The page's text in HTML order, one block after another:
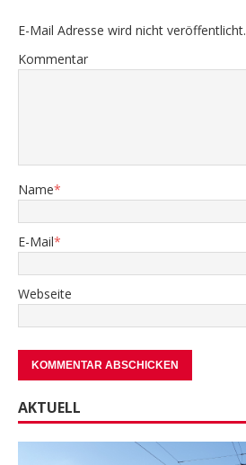
E-Mail Adresse wird nicht veröffentlicht.
Kommentar
Name*
E-Mail*
Webseite
AKTUELL